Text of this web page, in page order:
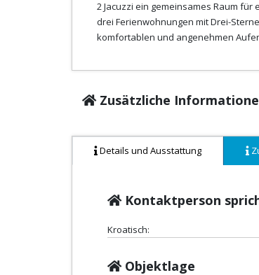
2 Jacuzzi ein gemeinsames Raum
drei Ferienwohnungen mit Drei-
komfortablen und angenehmen
Zusätzliche
Details und Ausstattung
Kontaktperson
Kroatisch:
Objektlage